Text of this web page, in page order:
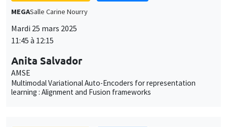
MEGASalle Carine Nourry
Mardi 25 mars 2025
11:45 à 12:15
Anita Salvador
AMSE
Multimodal Variational Auto-Encoders for representation
learning : Alignment and Fusion frameworks